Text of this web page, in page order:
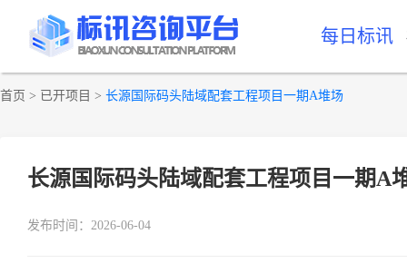
每日标讯
首页 > 已开项目 > 长源国际码头陆域配套工程项目一期A堆场
长源国际码头陆域配套工程项目一期A
发布时间：2026-06-04